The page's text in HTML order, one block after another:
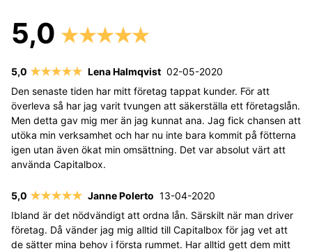
Lena Halmqvist 02-05-2020
Den senaste tiden har mitt företag tappat kunder. För att
överleva så har jag varit tvungen att säkerställa ett företagslån.
Men detta gav mig mer än jag kunnat ana. Jag fick chansen att
utöka min verksamhet och har nu inte bara kommit på fötterna
igen utan även ökat min omsättning. Det var absolut värt att
använda Capitalbox.
Janne Polerto 13-04-2020
Ibland är det nödvändigt att ordna lån. Särskilt när man driver
företag. Då vänder jag mig alltid till Capitalbox för jag vet att
de sätter mina behov i första rummet. Har alltid gett dem mitt